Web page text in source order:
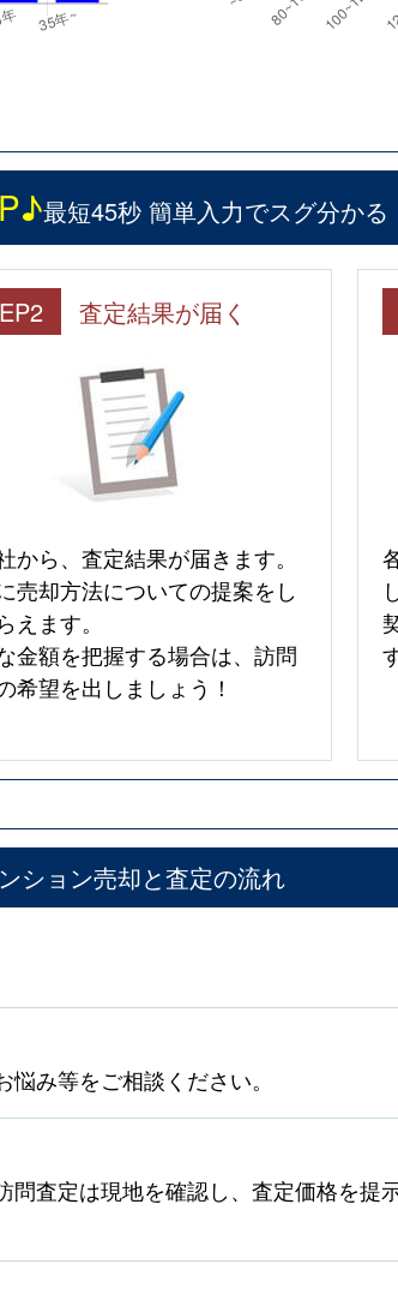
最短45秒 簡単入力でスグ分かる
査定結果が届く
から、査定結果が届きます。
売却方法についての提案をし
えます。
金額を把握する場合は、訪問
希望を出しましょう！
ション売却と査定の流れ
み等をご相談ください。
査定は現地を確認し、査定価格を提